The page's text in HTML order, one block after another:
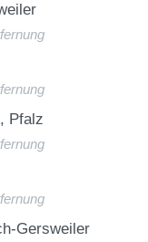
Pfalz
Gersweiler